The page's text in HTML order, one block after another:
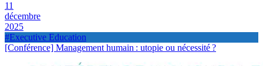
11
décembre
2025
#Executive Education
[Conférence] Management humain : utopie ou nécessité ?